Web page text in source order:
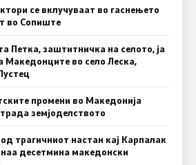
се вклучуваат во гаснењето
во Сопиште
Петка, заштитничка на селото, ја
Македонците во село Леска,
промени во Македонија
земјоделството
трагичниот настан кај Карпалак
десетмина македонски